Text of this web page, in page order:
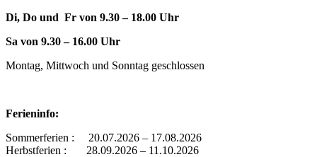
Di, Do und Fr von 9.30 – 18.00 Uhr
Sa von 9.30 – 16.00 Uhr
Montag, Mittwoch und Sonntag geschlossen
Ferieninfo:
Sommerferien : 20.07.2026 – 17.08.2026
Herbstferien : 28.09.2026 – 11.10.2026